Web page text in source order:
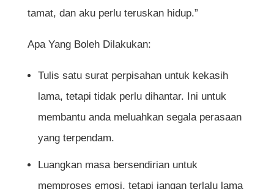
tamat, dan aku perlu teruskan hidup.”
Apa Yang Boleh Dilakukan:
Tulis satu surat perpisahan untuk kekasih
lama, tetapi tidak perlu dihantar. Ini untuk
membantu anda meluahkan segala perasaan
yang terpendam.
Luangkan masa bersendirian untuk
memproses emosi, tetapi jangan terlalu lama